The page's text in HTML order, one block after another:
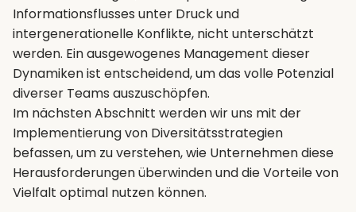
Informationsflusses unter Druck und
intergenerationelle Konflikte, nicht unterschätzt
werden. Ein ausgewogenes Management dieser
Dynamiken ist entscheidend, um das volle Potenzial
diverser Teams auszuschöpfen.
Im nächsten Abschnitt werden wir uns mit der
Implementierung von Diversitätsstrategien
befassen, um zu verstehen, wie Unternehmen diese
Herausforderungen überwinden und die Vorteile von
Vielfalt optimal nutzen können.